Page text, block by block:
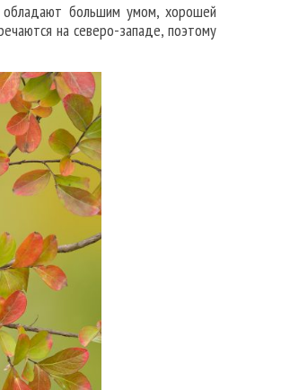
обладают большим умом, хорошей
на северо-западе, поэтому